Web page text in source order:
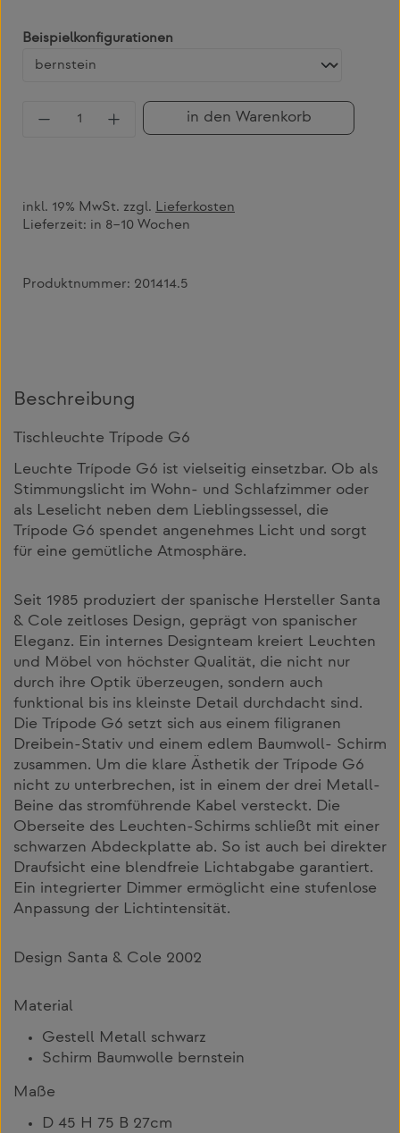
Beispielkonfigurationen
Produkt Anzahl: Gib den gewünschten
in den Warenkorb
inkl. 19% MwSt. zzgl. Lieferkosten
Lieferzeit: in 8–10 Wochen
Produktnummer: 201414.5
Beschreibung
Tischleuchte Trípode G6
Leuchte Trípode G6 ist vielseitig einsetzbar. Ob als
Stimmungslicht im Wohn- und Schlafzimmer oder
als Leselicht neben dem Lieblingssessel, die
Trípode G6 spendet angenehmes Licht und sorgt
für eine gemütliche Atmosphäre.
Seit 1985 produziert der spanische Hersteller Santa
& Cole zeitloses Design, geprägt von spanischer
Eleganz. Ein internes Designteam kreiert Leuchten
und Möbel von höchster Qualität, die nicht nur
durch ihre Optik überzeugen, sondern auch
funktional bis ins kleinste Detail durchdacht sind.
Die Trípode G6 setzt sich aus einem filigranen
Dreibein-Stativ und einem edlem Baumwoll- Schirm
zusammen. Um die klare Ästhetik der Trípode G6
nicht zu unterbrechen, ist in einem der drei Metall-
Beine das stromführende Kabel versteckt. Die
Oberseite des Leuchten-Schirms schließt mit einer
schwarzen Abdeckplatte ab. So ist auch bei direkter
Draufsicht eine blendfreie Lichtabgabe garantiert.
Ein integrierter Dimmer ermöglicht eine stufenlose
Anpassung der Lichtintensität.
Design Santa & Cole 2002
Material
Gestell Metall schwarz
Schirm Baumwolle bernstein
Maße
D 45 H 75 B 27cm